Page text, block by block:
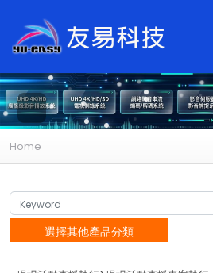
Home
選擇其他產品分類